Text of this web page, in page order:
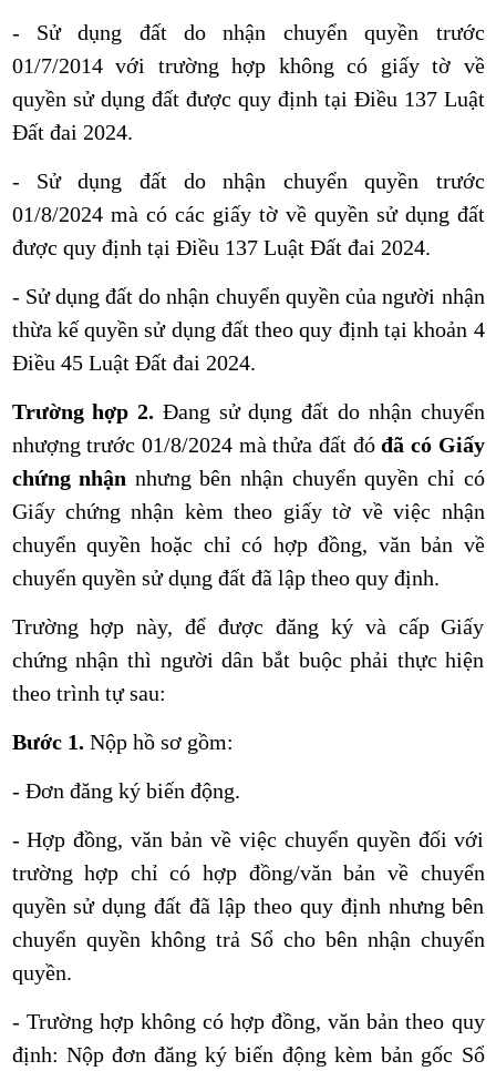
- Sử dụng đất do nhận chuyển quyền trước
01/7/2014 với trường hợp không có giấy tờ về
quyền sử dụng đất được quy định tại Điều 137 Luật
Đất đai 2024.
- Sử dụng đất do nhận chuyển quyền trước
01/8/2024 mà có các giấy tờ về quyền sử dụng đất
được quy định tại Điều 137 Luật Đất đai 2024.
- Sử dụng đất do nhận chuyển quyền của người nhận
thừa kế quyền sử dụng đất theo quy định tại khoản 4
Điều 45 Luật Đất đai 2024.
Trường hợp 2. Đang sử dụng đất do nhận chuyển
nhượng trước 01/8/2024 mà thửa đất đóđã có Giấy
chứng nhận nhưng bên nhận chuyển quyền chỉ có
Giấy chứng nhận kèm theo giấy tờ về việc nhận
chuyển quyền hoặc chỉ có hợp đồng, văn bản về
chuyển quyền sử dụng đất đã lập theo quy định.
Trường hợp này, để được đăng ký và cấp Giấy
chứng nhận thì người dân bắt buộc phải thực hiện
theo trình tự sau:
Bước 1. Nộp hồ sơ gồm:
- Đơn đăng ký biến động.
- Hợp đồng, văn bản về việc chuyển quyền đối với
trường hợp chỉ có hợp đồng/văn bản về chuyển
quyền sử dụng đất đã lập theo quy định nhưng bên
chuyển quyền không trả Sổ cho bên nhận chuyển
quyền.
- Trường hợp không có hợp đồng, văn bản theo quy
định: Nộp đơn đăng ký biến động kèm bản gốc Sổ